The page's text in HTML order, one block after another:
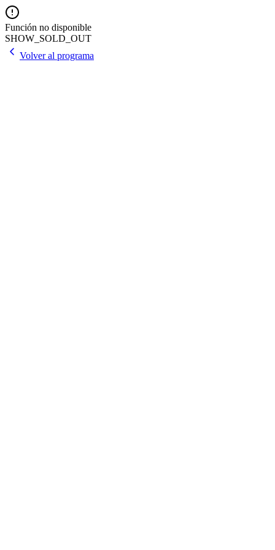
Función no disponible
SHOW_SOLD_OUT
Volver al programa